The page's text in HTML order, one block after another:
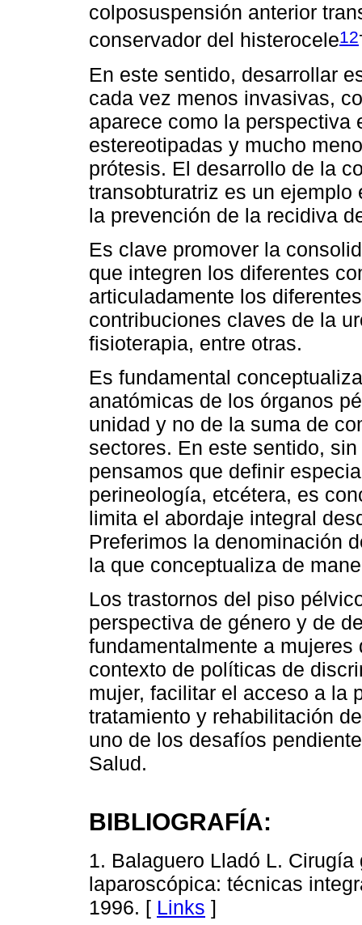
colposuspensión anterior
conservador del histerocele12
En este sentido, desarrollar
cada vez menos invasivas,
aparece como la perspectiva
estereotipadas y mucho
prótesis. El desarrollo de la
transobturatriz es un
la prevención de la recidiva
Es clave promover la
que integren los diferentes
articuladamente los
contribuciones claves de la
fisioterapia, entre otras.
Es fundamental
anatómicas de los órganos
unidad y no de la suma de
sectores. En este sentido,
pensamos que definir
perineología, etcétera, es
limita el abordaje integral
Preferimos la denominación
la que conceptualiza de
Los trastornos del piso
perspectiva de género y de
fundamentalmente a
contexto de políticas de
mujer, facilitar el acceso a la
tratamiento y rehabilitación
uno de los desafíos
Salud.
BIBLIOGRAFÍA:
1. Balaguero Lladó L.
laparoscópica: técnicas
1996. [ Links ]